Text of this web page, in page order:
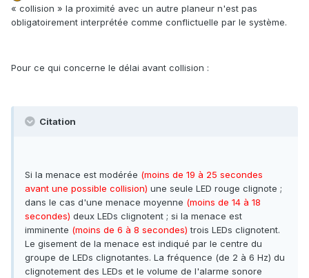
« collision » la proximité avec un autre planeur n'est pas
obligatoirement interprétée comme conflictuelle par le système.
Pour ce qui concerne le délai avant collision :
Citation
Si la menace est modérée (moins de 19 à 25 secondes
avant une possible collision) une seule LED rouge clignote ;
dans le cas d'une menace moyenne (moins de 14 à 18
secondes) deux LEDs clignotent ; si la menace est
imminente (moins de 6 à 8 secondes) trois LEDs clignotent.
Le gisement de la menace est indiqué par le centre du
groupe de LEDs clignotantes. La fréquence (de 2 à 6 Hz) du
clignotement des LEDs et le volume de l'alarme sonore